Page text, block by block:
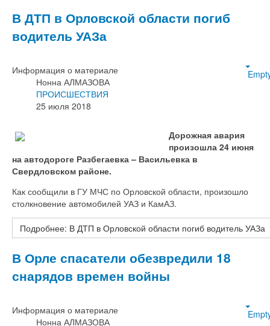
В ДТП в Орловской области погиб
водитель УАЗа
Информация о материале
Нонна АЛМАЗОВА
ПРОИСШЕСТВИЯ
25 июля 2018
Дорожная авария
произошла 24 июня
на автодороге Разбегаевка – Васильевка в
Свердловском районе.
Как сообщили в ГУ МЧС по Орловской области, произошло
столкновение автомобилей УАЗ и КамАЗ.
Подробнее: В ДТП в Орловской области погиб водитель УАЗа
В Орле спасатели обезвредили 18
снарядов времен войны
Информация о материале
Нонна АЛМАЗОВА